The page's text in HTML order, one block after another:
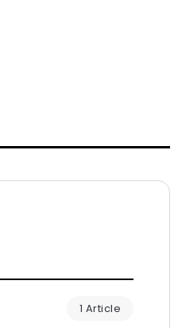
1 Article